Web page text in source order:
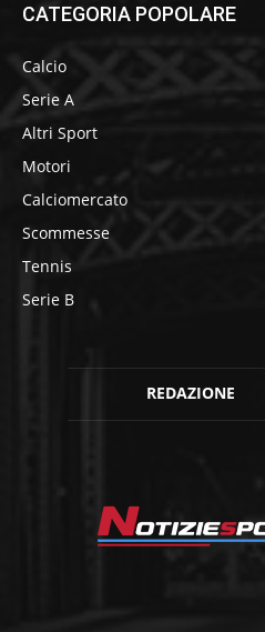
CATEGORIA POPOLARE
Calcio
Serie A
Altri Sport
Motori
Calciomercato
Scommesse
Tennis
Serie B
REDAZIONE